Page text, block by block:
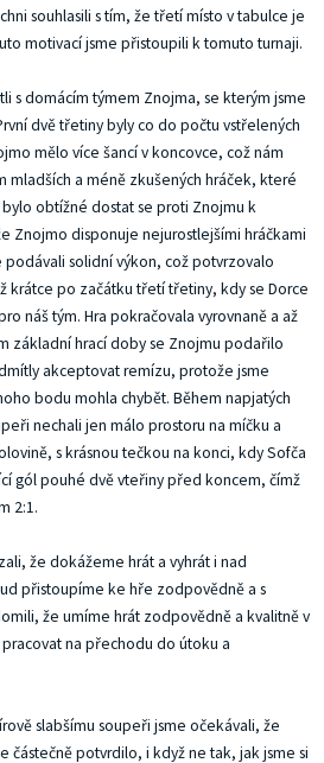
souhlasili s tím, že třetí místo v tabulce je
motivací jsme přistoupili k tomuto turnaji.
s domácím týmem Znojma, se kterým jsme
dvě třetiny byly co do počtu vstřelených
mělo více šancí v koncovce, což nám
mladších a méně zkušených hráček, které
obtížné dostat se proti Znojmu k
Znojmo disponuje nejurostlejšími hráčkami
podávali solidní výkon, což potvrzovalo
krátce po začátku třetí třetiny, kdy se Dorce
náš tým. Hra pokračovala vyrovnaně a až
základní hrací doby se Znojmu podařilo
akceptovat remízu, protože jsme
bodu mohla chybět. Během napjatých
nechali jen málo prostoru na míčku a
s krásnou tečkou na konci, kdy Sofča
gól pouhé dvě vteřiny před koncem, čímž
2:1.
že dokážeme hrát a vyhrát i nad
přistoupíme ke hře zodpovědně a s
že umíme hrát zodpovědně a kvalitně v
na přechodu do útoku a
slabšímu soupeři jsme očekávali, že
částečně potvrdilo, i když ne tak, jak jsme si